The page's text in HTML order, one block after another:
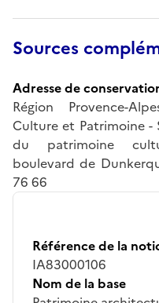
Sources
Adresse de
Région Provence-
Culture et Patrimoine -
du patrimoine
boulevard de
76 66
Référence de la
IA83000106
Nom de la base